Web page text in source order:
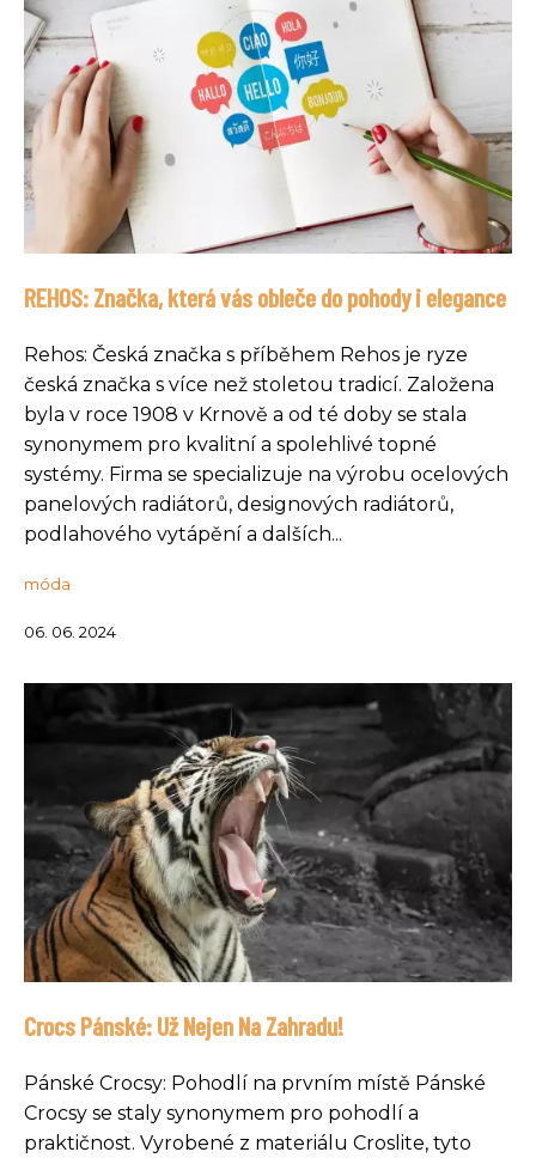
REHOS: Značka, která vás obleče do pohody i elegance
Rehos: Česká značka s příběhem Rehos je ryze
česká značka s více než stoletou tradicí. Založena
byla v roce 1908 v Krnově a od té doby se stala
synonymem pro kvalitní a spolehlivé topné
systémy. Firma se specializuje na výrobu ocelových
panelových radiátorů, designových radiátorů,
podlahového vytápění a dalších...
móda
06. 06. 2024
Crocs Pánské: Už Nejen Na Zahradu!
Pánské Crocsy: Pohodlí na prvním místě Pánské
Crocsy se staly synonymem pro pohodlí a
praktičnost. Vyrobené z materiálu Croslite, tyto